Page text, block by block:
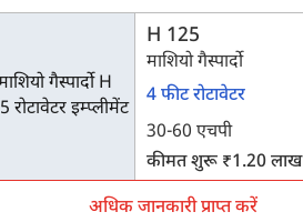
H 125
माशियो गैस्पार्दो
4 फीट रोटावेटर
30-60 एचपी
कीमत शुरू ₹1.20 लाख
अधिक जानकारी प्राप्त करें